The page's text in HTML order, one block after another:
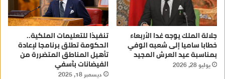
جلالة الملك يوجه غدا الأربعاء
خطابا ساميا إلى شعبه الوفي
بمناسبة عيد العرش المجيد
يوليو 28, 2026
تنفيذا للتعليمات الملكية..
الحكومة تطلق برنامجا لإعادة
تأهيل المناطق المتضررة من
الفيضانات بآسفي
ديسمبر 18, 2025